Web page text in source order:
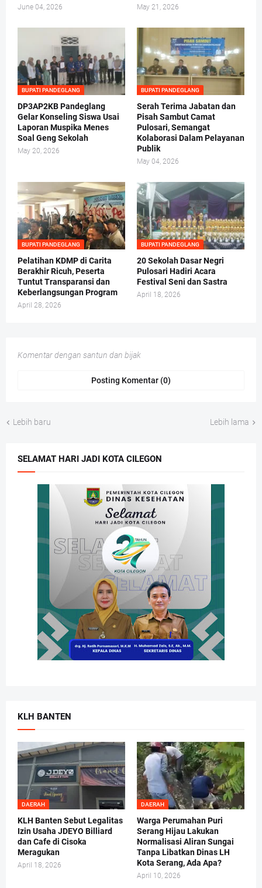
June 04, 2026 May 21, 2026
BUPATI PANDEGLANG
DP3AP2KB Pandeglang
Gelar Konseling Siswa Usai
Laporan Muspika Menes
Soal Geng Sekolah
May 20, 2026
BUPATI PANDEGLANG
Serah Terima Jabatan dan
Pisah Sambut Camat
Pulosari, Semangat
Kolaborasi Dalam Pelayanan
Publik
May 04, 2026
BUPATI PANDEGLANG
Pelatihan KDMP di Carita
Berakhir Ricuh, Peserta
Tuntut Transparansi dan
Keberlangsungan Program
April 28, 2026
BUPATI PANDEGLANG
20 Sekolah Dasar Negri
Pulosari Hadiri Acara
Festival Seni dan Sastra
April 18, 2026
Komentar dengan santun dan bijak
Posting Komentar (0)
Lebih baru Lebih lama
SELAMAT HARI JADI KOTA CILEGON
KLH BANTEN
DAERAH
KLH Banten Sebut Legalitas
Izin Usaha JDEYO Billiard
dan Cafe di Cisoka
Meragukan
April 18, 2026
DAERAH
Warga Perumahan Puri
Serang Hijau Lakukan
Normalisasi Aliran Sungai
Tanpa Libatkan Dinas LH
Kota Serang, Ada Apa?
April 10, 2026